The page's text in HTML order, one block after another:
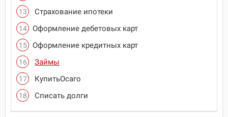
Страхование ипотеки
Оформление дебетовых карт
Оформление кредитных карт
Займы
КупитьОсаго
Списать долги